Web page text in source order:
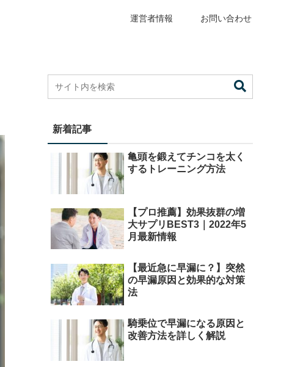
運営者情報 お問い合わせ
新着記事
亀頭を鍛えてチンコを太く
するトレーニング方法
【プロ推薦】効果抜群の増
大サプリBEST3｜2022年5
月最新情報
【最近急に早漏に？】突然
の早漏原因と効果的な対策
法
騎乗位で早漏になる原因と
改善方法を詳しく解説